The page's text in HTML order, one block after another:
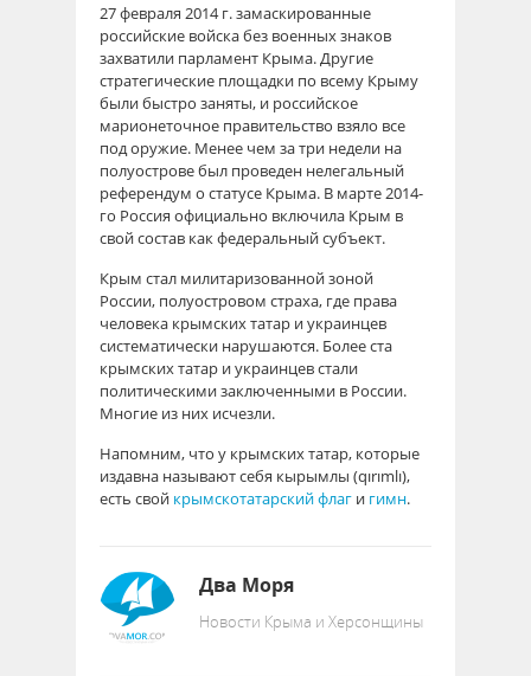
27 февраля 2014 г. замаскированные
российские войска без военных знаков
захватили парламент Крыма. Другие
стратегические площадки по всему Крыму
были быстро заняты, и российское
марионеточное правительство взяло все
под оружие. Менее чем за три недели на
полуострове был проведен нелегальный
референдум о статусе Крыма. В марте 2014-
го Россия официально включила Крым в
свой состав как федеральный субъект.
Крым стал милитаризованной зоной
России, полуостровом страха, где права
человека крымских татар и украинцев
систематически нарушаются. Более ста
крымских татар и украинцев стали
политическими заключенными в России.
Многие из них исчезли.
Напомним, что у крымских татар, которые
издавна называют себя кырымлы (qırımlı),
есть свой крымскотатарский флаг и гимн.
Два Моря
Новости Крыма и Херсонщины